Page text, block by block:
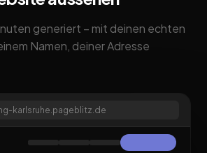
generiert – mit deinen echten
Namen, deiner Adresse
karlsruhe.pageblitz.de